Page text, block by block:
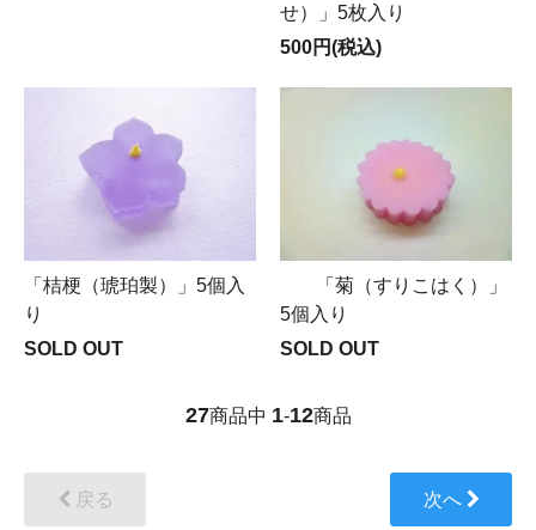
せ）」5枚入り
500円(税込)
「桔梗（琥珀製）」5個入
り
SOLD OUT
「菊（すりこはく）」
5個入り
SOLD OUT
27商品中 1-12商品
戻る 次へ